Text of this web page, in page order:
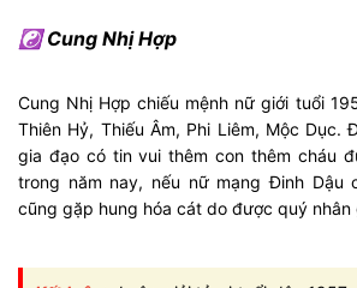
☯ Cung Nhị Hợp
Cung Nhị Hợp chiếu mệnh nữ giới tuổi
Thiên Hỷ, Thiếu Âm, Phi Liêm, Mộc Dục.
gia đạo có tin vui thêm con thêm cháu
trong năm nay, nếu nữ mạng Đinh Dậu
cũng gặp hung hóa cát do được quý nhân